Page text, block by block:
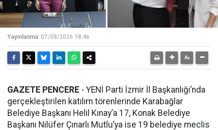
Yayınlanma: 07/08/2026 18:46
GAZETE PENCERE - YENİ Parti İzmir İl Başkanlığı’nda
gerçekleştirilen katılım törenlerinde Karabağlar
Belediye Başkanı Helil Kınay’a 17, Konak Belediye
Başkanı Nilüfer Çınarlı Mutlu’ya ise 19 belediye meclis